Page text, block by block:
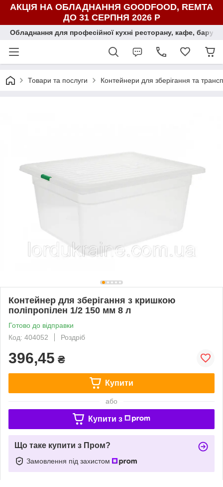
АКЦІЯ НА ОБЛАДНАННЯ GOODFOOD, REMTA
ДО 31 СЕРПНЯ 2026 Р
Обладнання для професійної кухні ресторану, кафе, бару,
Товари та послуги Контейнери для зберігання та
Контейнер для зберігання з кришкою
поліпропілен 1/2 150 мм 8 л
Готово до відправки
Код: 404052
Роздріб
396,45 ₴
Купити
або
Купити з
Що таке купити з Пром?
Замовлення під захистом